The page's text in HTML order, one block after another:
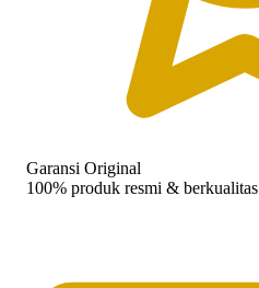
Garansi Original
100% produk resmi & berkualitas